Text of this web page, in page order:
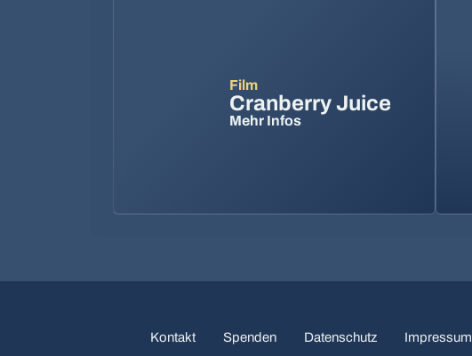
Film
Cranberry Juice
Mehr Infos
Kontakt Spenden Datenschutz Impressum